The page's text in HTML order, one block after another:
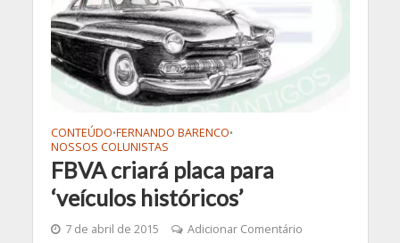
CONTEÚDO•FERNANDO BARENCO•
NOSSOS COLUNISTAS
FBVA criará placa para
‘veículos históricos’
7 de abril de 2015 Adicionar Comentário